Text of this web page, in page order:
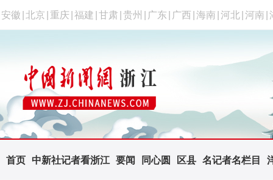
安徽 北京 重庆 福建 甘肃 贵州 广东 广西 海南 河北 河南
首页 中新社记者看浙江 要闻 同心圆 区县 名记者名栏目